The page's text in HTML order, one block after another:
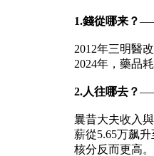
1.錢從哪来？
2012年三明醫
2024年，藥品
2.人往哪去？
曩昔大夫收入
薪從5.65万飙
核分反而更高